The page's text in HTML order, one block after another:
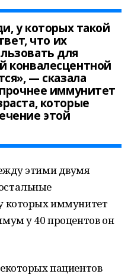
у которых такой
что их
для
конвалесцентной
— сказала
иммунитет
которые
этой
этими двумя
которых иммунитет
у 40 процентов он
пациентов